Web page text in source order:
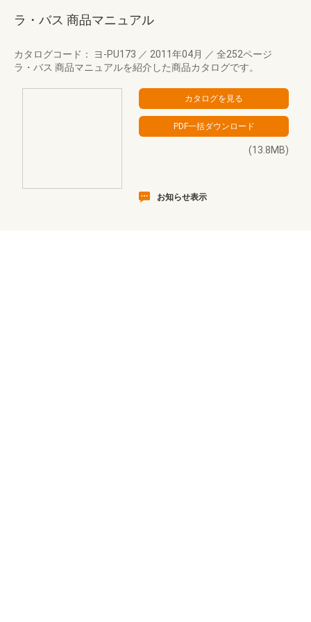
ラ・バス 商品マニュアル
カタログコード： ヨ-PU173 ／ 2011年04月 ／ 全252ページ
ラ・バス 商品マニュアルを紹介した商品カタログです。
(13.8MB)
お知らせ表示